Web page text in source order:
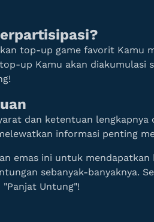
top-up game favorit Kamu
up Kamu akan diakumulasi
dan ketentuan lengkapnya
informasi penting
emas ini untuk
sebanyak-banyaknya.
Untung"!